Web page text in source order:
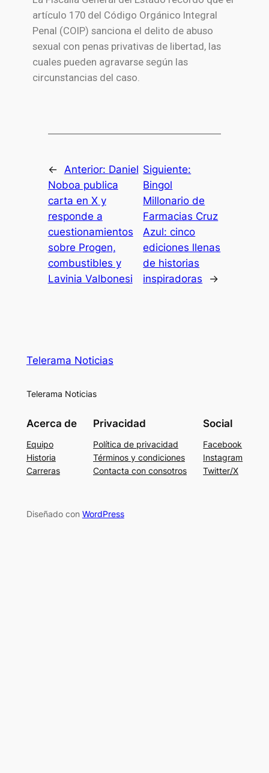
artículo 170 del Código Orgánico Integral
Penal (COIP) sanciona el delito de abuso
sexual con penas privativas de libertad, las
cuales pueden agravarse según las
circunstancias del caso.
← Anterior: Daniel
Noboa publica
carta en X y
responde a
cuestionamientos
sobre Progen,
combustibles y
Lavinia Valbonesi
Siguiente:
Bingol
Millonario de
Farmacias Cruz
Azul: cinco
ediciones llenas
de historias
inspiradoras
→
Telerama Noticias
Telerama Noticias
Acerca de
Equipo
Historia
Carreras
Privacidad
Política de privacidad
Términos y condiciones
Contacta con consotros
Social
Facebook
Instagram
Twitter/X
Diseñado con WordPress